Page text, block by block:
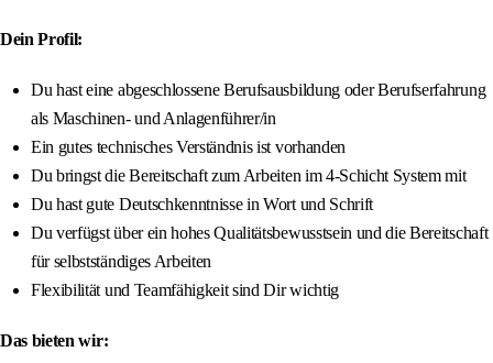
Dein Profil:
Du hast eine abgeschlossene Berufsausbildung oder Berufserfahrung
als Maschinen- und Anlagenführer/in
Ein gutes technisches Verständnis ist vorhanden
Du bringst die Bereitschaft zum Arbeiten im 4-Schicht System mit
Du hast gute Deutschkenntnisse in Wort und Schrift
Du verfügst über ein hohes Qualitätsbewusstsein und die Bereitschaft
für selbstständiges Arbeiten
Flexibilität und Teamfähigkeit sind Dir wichtig
Das bieten wir: